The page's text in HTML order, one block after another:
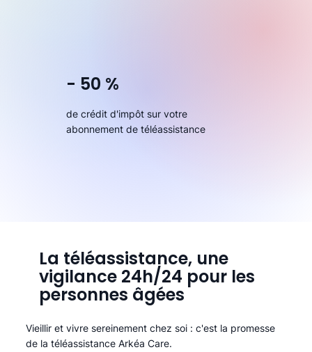
- 50 %
de crédit d'impôt sur votre
abonnement de téléassistance
La téléassistance, une
vigilance 24h/24 pour les
personnes âgées
Vieillir et vivre sereinement chez soi : c'est la promesse
de la téléassistance Arkéa Care.